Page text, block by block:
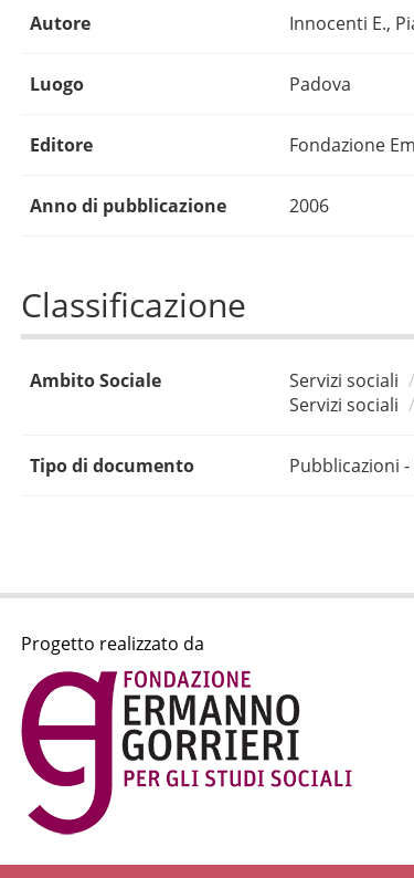
Autore Innocenti E.,
Luogo Padova
Editore Fondazione
Anno di pubblicazione 2006
Classificazione
Ambito Sociale Servizi sociali
Servizi sociali
Tipo di documento Pubblicazioni
Progetto realizzato da